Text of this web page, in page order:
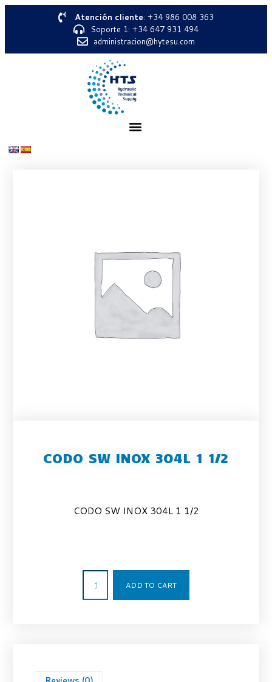
Atención cliente: +34 986 008 363
Soporte 1: +34 647 931 494
administracion@hytesu.com
CODO SW INOX 304L 1 1/2
CODO SW INOX 304L 1 1/2
ADD TO CART